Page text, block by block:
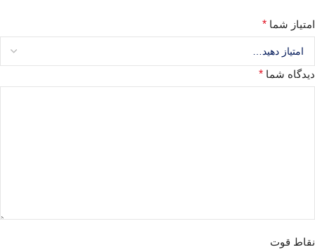
امتیاز شما *
دیدگاه شما *
نقاط قوت